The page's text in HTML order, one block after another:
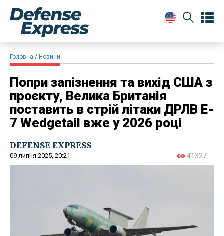
Головна Новини
Попри запізнення та вихід США з
проєкту, Велика Британія
поставить в стрій літаки ДРЛВ E-
7 Wedgetail вже у 2026 році
DEFENSE EXPRESS
09 липня 2025, 20:21 41327